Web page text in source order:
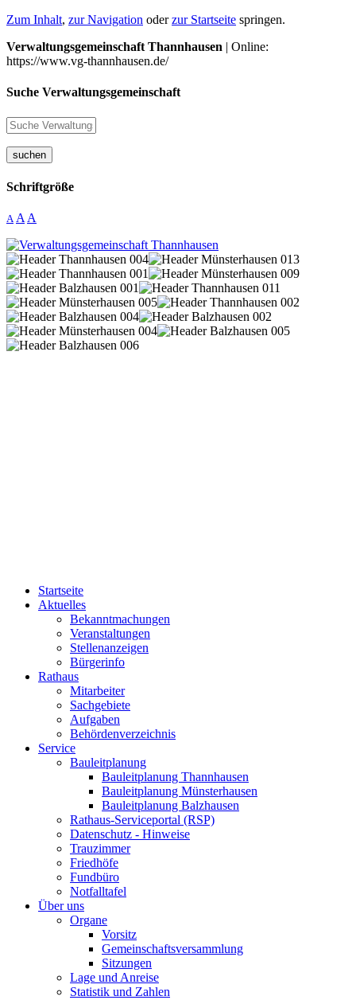
Zum Inhalt, zur Navigation oderzur Startseite springen.
Verwaltungsgemeinschaft Thannhausen | Online:
https://www.vg-thannhausen.de/
Suche Verwaltungsgemeinschaft
suchen
Schriftgröße
A A A
Startseite
Aktuelles
Bekanntmachungen
Veranstaltungen
Stellenanzeigen
Bürgerinfo
Rathaus
Mitarbeiter
Sachgebiete
Aufgaben
Behördenverzeichnis
Service
Bauleitplanung
Bauleitplanung Thannhausen
Bauleitplanung Münsterhausen
Bauleitplanung Balzhausen
Rathaus-Serviceportal (RSP)
Datenschutz - Hinweise
Trauzimmer
Friedhöfe
Fundbüro
Notfalltafel
Über uns
Organe
Vorsitz
Gemeinschaftsversammlung
Sitzungen
Lage und Anreise
Statistik und Zahlen